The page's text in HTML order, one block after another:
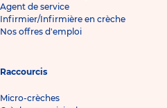
Agent de service
Infirmier/Infirmière en crèche
Nos offres d'emploi
Raccourcis
Micro-crèches